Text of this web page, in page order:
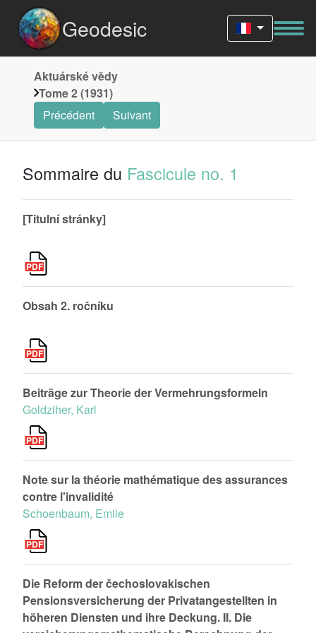
Geodesic
Aktuárské vědy
Tome 2 (1931)
Précédent
Suivant
Sommaire du Fascicule no. 1
[Titulní stránky]
Obsah 2. ročníku
Beiträge zur Theorie der Vermehrungsformeln
Goldziher, Karl
Note sur la théorie mathématique des assurances
contre l'invalidité
Schoenbaum, Emile
Die Reform der čechoslovakischen
Pensionsversicherung der Privatangestellten in
höheren Diensten und ihre Deckung. II. Die